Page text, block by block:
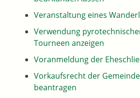
Veranstaltung eines
Verwendung
Tourneen anzeigen
Voranmeldung der
Vorkaufsrecht der
beantragen